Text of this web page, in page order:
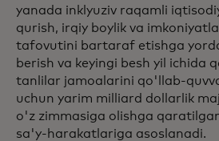
yanada inklyuziv raqamli
qurish, irqiy boylik va
tafovutini bartaraf etishga
berish va keyingi besh yil ichida
tanlilar jamoalarini qo'llab-
uchun yarim milliard dollarlik
o'z zimmasiga olishga
sa'y-harakatlariga asoslanadi.